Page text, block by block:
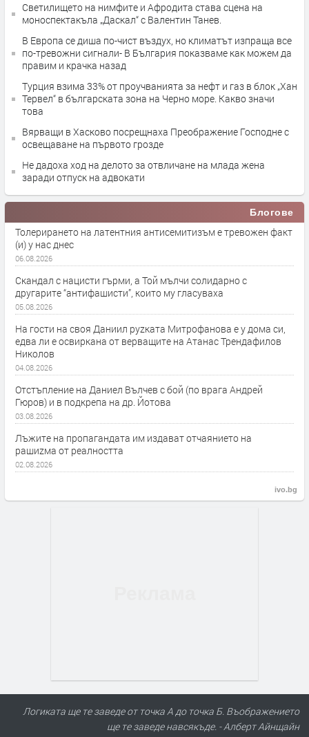
Светилището на нимфите и Афродита става сцена на
моноспектакъла „Даскал“ с Валентин Танев.
В Европа се диша по-чист въздух, но климатът изпраща все
по-тревожни сигнали- В България показваме как можем да
правим и крачка назад
Турция взима 33% от проучванията за нефт и газ в блок „Хан
Тервел“ в българската зона на Черно море. Какво значи
това
Вярващи в Хасково посрещнаха Преображение Господне с
освещаване на първото грозде
Не дадоха ход на делото за отвличане на млада жена
заради отпуск на адвокати
Блогове
Толерирането на латентния антисемитизъм е тревожен факт
(и) у нас днес
06.08.2026
Скандал с нацисти гърми, а Той мълчи солидарно с
другарите “антифашисти”, които му гласуваха
05.08.2026
На гости на своя Даниил руzката Митрофанова е у дома си,
едва ли е освиркана от верващите на Атанас Трендафилов
Николов
04.08.2026
Отстъпление на Даниел Вълчев с бой (по врага Андрей
Гюров) и в подкрепа на др. Йотова
03.08.2026
Лъжите на пропагандата им издават отчаянието на
рашиzма от реалността
02.08.2026
ivo.bg
Логиката ще те заведе от точка А до точка Б. Въображението
ще те заведе навсякъде. - Алберт Айнщайн